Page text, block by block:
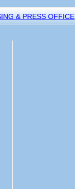
& PRESS OFFICE